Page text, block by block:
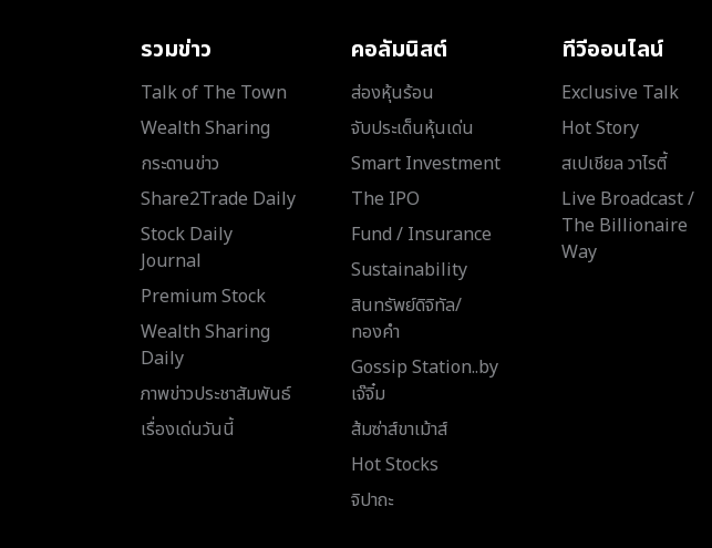
รวมข่าว
Talk of The Town
Wealth Sharing
กระดานข่าว
Share2Trade Daily
Stock Daily
Journal
Premium Stock
Wealth Sharing
Daily
ภาพข่าวประชาสัมพันธ์
เรื่องเด่นวันนี้
คอลัมนิสต์
ส่องหุ้นร้อน
จับประเด็นหุ้นเด่น
Smart Investment
The IPO
Fund / Insurance
Sustainability
สินทรัพย์ดิจิทัล/
ทองคำ
Gossip Station..by
เจ๊จิ๋ม
ส้มซ่าส์ขาเม้าส์
Hot Stocks
จิปาถะ
ทีวีออนไลน์
Exclusive Talk
Hot Story
สเปเชียล วาไรตี้
Live Broadcast /
The Billionaire
Way